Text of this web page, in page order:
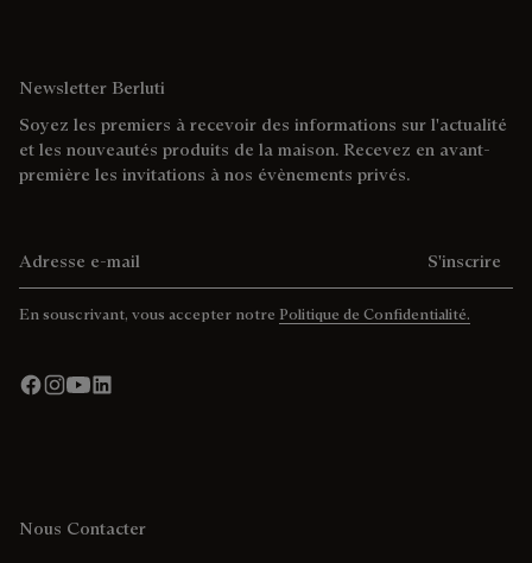
Newsletter Berluti
Soyez les premiers à recevoir des informations sur l'actualité
et les nouveautés produits de la maison. Recevez en avant-
première les invitations à nos évènements privés.
S'inscrire
En souscrivant, vous accepter notre Politique de Confidentialité.
Nous Contacter